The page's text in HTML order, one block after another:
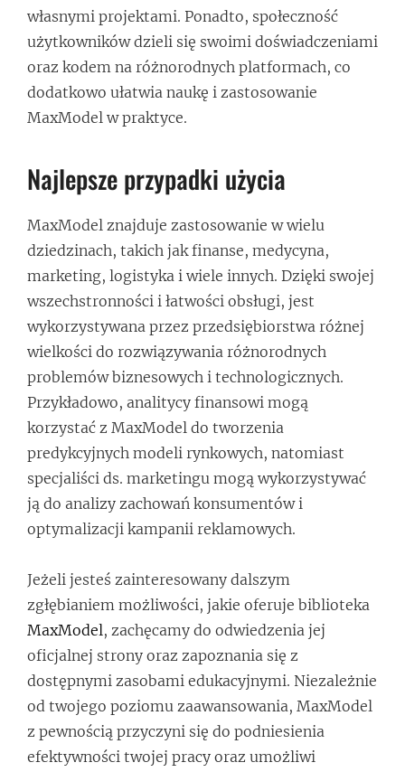
własnymi projektami. Ponadto, społeczność
użytkowników dzieli się swoimi doświadczeniami
oraz kodem na różnorodnych platformach, co
dodatkowo ułatwia naukę i zastosowanie
MaxModel w praktyce.
Najlepsze przypadki użycia
MaxModel znajduje zastosowanie w wielu
dziedzinach, takich jak finanse, medycyna,
marketing, logistyka i wiele innych. Dzięki swojej
wszechstronności i łatwości obsługi, jest
wykorzystywana przez przedsiębiorstwa różnej
wielkości do rozwiązywania różnorodnych
problemów biznesowych i technologicznych.
Przykładowo, analitycy finansowi mogą
korzystać z MaxModel do tworzenia
predykcyjnych modeli rynkowych, natomiast
specjaliści ds. marketingu mogą wykorzystywać
ją do analizy zachowań konsumentów i
optymalizacji kampanii reklamowych.
Jeżeli jesteś zainteresowany dalszym
zgłębianiem możliwości, jakie oferuje biblioteka
MaxModel, zachęcamy do odwiedzenia jej
oficjalnej strony oraz zapoznania się z
dostępnymi zasobami edukacyjnymi. Niezależnie
od twojego poziomu zaawansowania, MaxModel
z pewnością przyczyni się do podniesienia
efektywności twojej pracy oraz umożliwi